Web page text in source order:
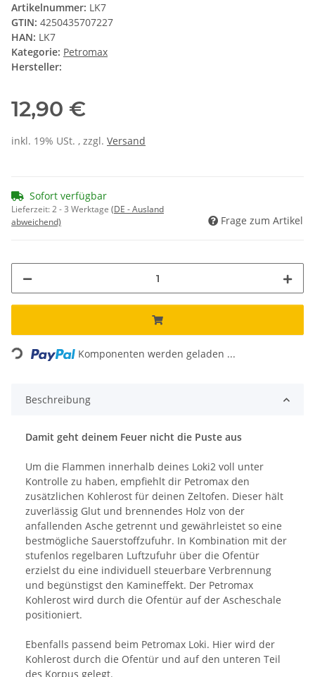
Artikelnummer: LK7
GTIN: 4250435707227
HAN: LK7
Kategorie: Petromax
Hersteller:
12,90 €
inkl. 19% USt. , zzgl. Versand
Sofort verfügbar
Lieferzeit:2 - 3 Werktage (DE - Ausland
abweichend)
Frage zum Artikel
Loading... Komponenten werden geladen ...
Beschreibung
Damit geht deinem Feuer nicht die Puste aus
Um die Flammen innerhalb deines Loki2 voll unter
Kontrolle zu haben, empfiehlt dir Petromax den
zusätzlichen Kohlerost für deinen Zeltofen. Dieser hält
zuverlässig Glut und brennendes Holz von der
anfallenden Asche getrennt und gewährleistet so eine
bestmögliche Sauerstoffzufuhr. In Kombination mit der
stufenlos regelbaren Luftzufuhr über die Ofentür
erzielst du eine individuell steuerbare Verbrennung
und begünstigst den Kamineffekt. Der Petromax
Kohlerost wird durch die Ofentür auf der Ascheschale
positioniert.
Ebenfalls passend beim Petromax Loki. Hier wird der
Kohlerost durch die Ofentür und auf den unteren Teil
des Korpus gelegt.